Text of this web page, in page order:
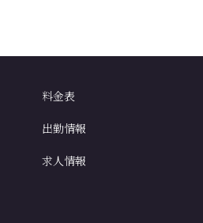
料金表
出勤情報
求人情報